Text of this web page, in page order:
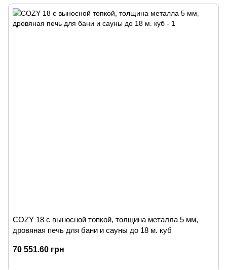
COZY 18 с выносной топкой, толщина металла 5 мм,
дровяная печь для бани и сауны до 18 м. куб
70 551.60 грн